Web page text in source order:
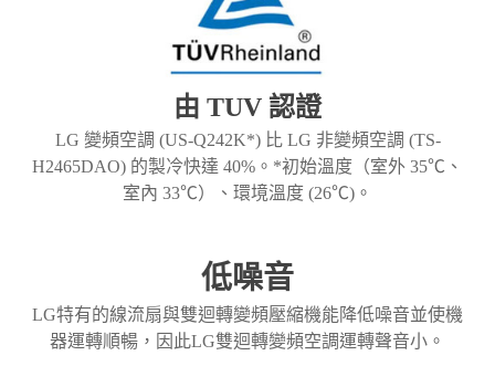
由 TUV 認證
LG 變頻空調 (US-Q242K*) 比 LG 非變頻空調 (TS-
H2465DAO) 的製冷快達 40%。*初始溫度（室外 35℃、
室內 33℃）、環境溫度 (26℃)。
低噪音
LG特有的線流扇與雙迴轉變頻壓縮機能降低噪音並使機
器運轉順暢，因此LG雙迴轉變頻空調運轉聲音小。